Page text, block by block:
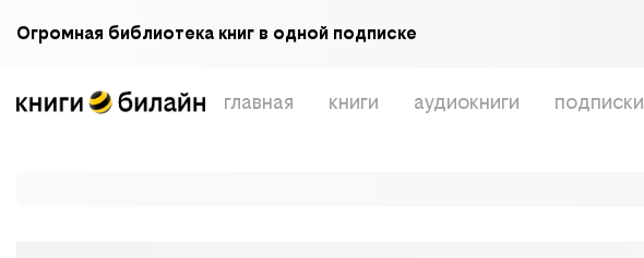
Огромная библиотека книг в одной подписке
главная книги аудиокниги подписки